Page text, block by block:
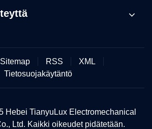
Sitemap RSS
XML
Tietosuojakäytäntö
Hebei TianyuLux Electromechanical
Ltd. Kaikki oikeudet pidätetään.